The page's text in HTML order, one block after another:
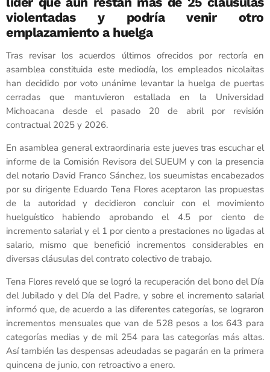
violentadas y podría venir otro
emplazamiento a huelga
Tras revisar los acuerdos últimos ofrecidos por rectoría en
asamblea constituida este mediodía, los empleados nicolaitas
han decidido por voto unánime levantar la huelga de puertas
cerradas que mantuvieron estallada en la Universidad
Michoacana desde el pasado 20 de abril por revisión
contractual 2025 y 2026.
En asamblea general extraordinaria este jueves tras escuchar el
informe de la Comisión Revisora del SUEUM y con la presencia
del notario David Franco Sánchez, los sueumistas encabezados
por su dirigente Eduardo Tena Flores aceptaron las propuestas
de la autoridad y decidieron concluir con el movimiento
huelguístico habiendo aprobando el 4.5 por ciento de
incremento salarial y el 1 por ciento a prestaciones no ligadas al
salario, mismo que benefició incrementos considerables en
diversas cláusulas del contrato colectivo de trabajo.
Tena Flores reveló que se logró la recuperación del bono del Día
del Jubilado y del Día del Padre, y sobre el incremento salarial
informó que, de acuerdo a las diferentes categorías, se lograron
incrementos mensuales que van de 528 pesos a los 643 para
categorías medias y de mil 254 para las categorías más altas.
Así también las despensas adeudadas se pagarán en la primera
quincena de junio, con retroactivo a enero.